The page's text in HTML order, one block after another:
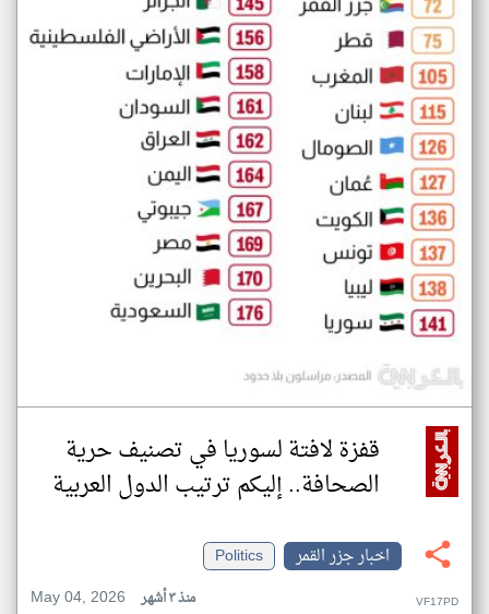
قفزة لافتة لسوريا في تصنيف حرية
الصحافة.. إليكم ترتيب الدول العربية
اخبار جزر القمر
Politics
May 04, 2026
منذ ٣ أشهر VF17PD